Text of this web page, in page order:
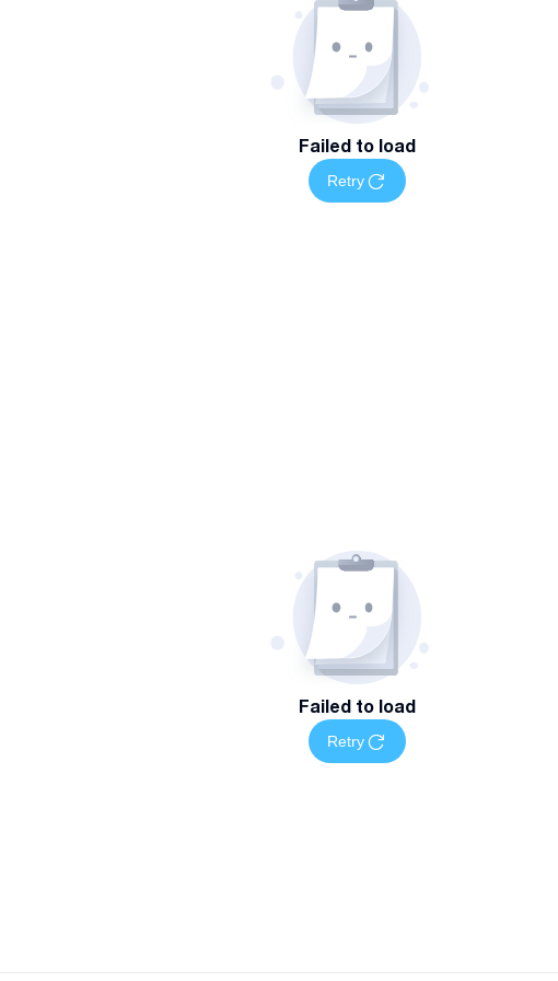
Failed to load
Retry
Failed to load
Retry